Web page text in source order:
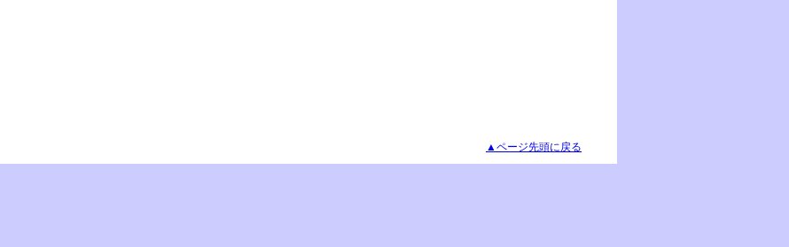
▲ページ先頭に戻る